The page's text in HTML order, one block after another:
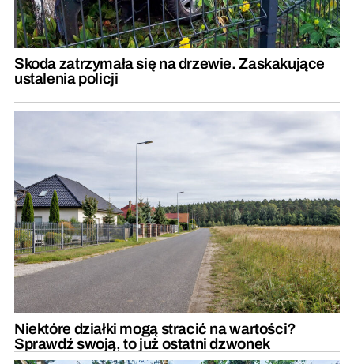
Skoda zatrzymała się na drzewie. Zaskakujące
ustalenia policji
Niektóre działki mogą stracić na wartości?
Sprawdź swoją, to już ostatni dzwonek